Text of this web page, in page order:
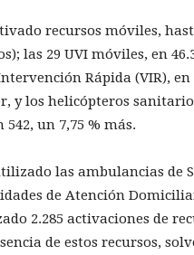
recursos móviles,
las 29 UVI móviles, en
Rápida (VIR), en
y los helicópteros
un 7,75 % más.
las ambulancias de
de Atención
2.285 activaciones de
de estos recursos,